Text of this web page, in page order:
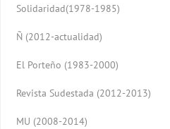
Solidaridad(1978-1985)
Ñ (2012-actualidad)
El Porteño (1983-2000)
Revista Sudestada (2012-2013)
MU (2008-2014)